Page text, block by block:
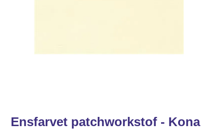
Ensfarvet patchworkstof - Kona